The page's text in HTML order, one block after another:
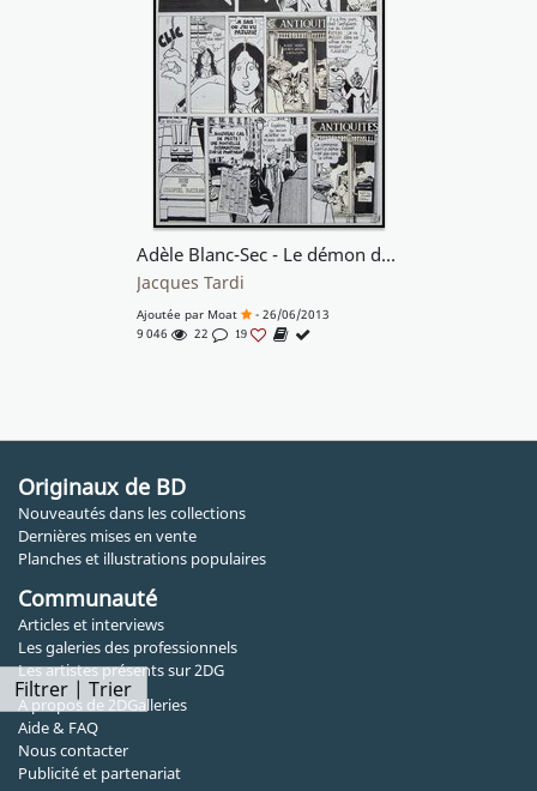
Filtrer | Trier
Adèle Blanc-Sec - Le démon de la Tour Eiffel
Jacques Tardi
Ajoutée par Moat
- 26/06/2013
9 046
22 19
Originaux de BD
Nouveautés dans les collections
Dernières mises en vente
Planches et illustrations populaires
Communauté
Articles et interviews
Les galeries des professionnels
Les artistes présents sur 2DG
A propos de 2DGalleries
Aide & FAQ
Nous contacter
Publicité et partenariat